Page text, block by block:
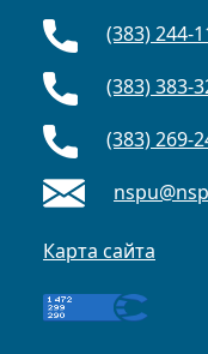
(383) 244-
(383) 383-
(383) 269-
Карта сайта